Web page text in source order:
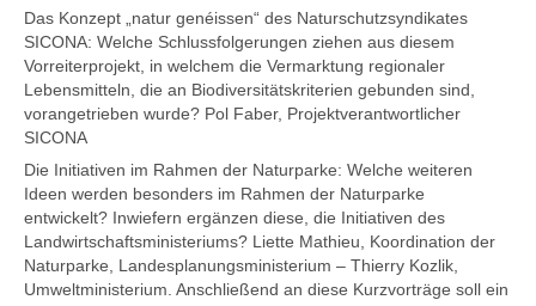
Das Konzept „natur genéissen“ des Naturschutzsyndikates
SICONA: Welche Schlussfolgerungen ziehen aus diesem
Vorreiterprojekt, in welchem die Vermarktung regionaler
Lebensmitteln, die an Biodiversitätskriterien gebunden sind,
vorangetrieben wurde? Pol Faber, Projektverantwortlicher
SICONA
Die Initiativen im Rahmen der Naturparke: Welche weiteren
Ideen werden besonders im Rahmen der Naturparke
entwickelt? Inwiefern ergänzen diese, die Initiativen des
Landwirtschaftsministeriums? Liette Mathieu, Koordination der
Naturparke, Landesplanungsministerium – Thierry Kozlik,
Umweltministerium. Anschließend an diese Kurzvorträge soll ein